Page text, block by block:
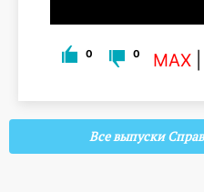
0 0 MAX
Все выпуски